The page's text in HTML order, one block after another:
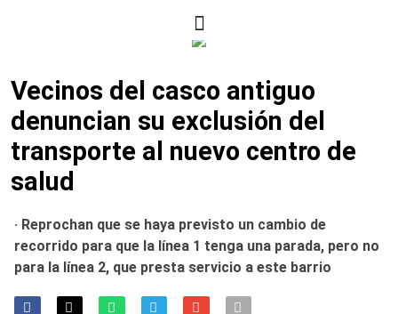
Vecinos del casco antiguo
denuncian su exclusión del
transporte al nuevo centro de
salud
· Reprochan que se haya previsto un cambio de
recorrido para que la línea 1 tenga una parada, pero no
para la línea 2, que presta servicio a este barrio